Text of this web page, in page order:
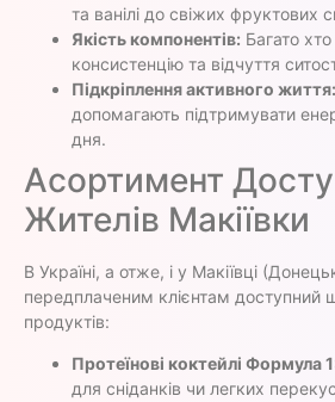
та ванілі до свіжих фруктових
Якість компонентів: Багато
консистенцію та відчуття
Підкріплення активного життя:
допомагають підтримувати
дня.
Асортимент
Жителів Макіївки
В Україні, а отже, і у Макіївці
передплаченим клієнтам доступний
продуктів:
Протеїнові коктейлі Формула
для сніданків чи легких